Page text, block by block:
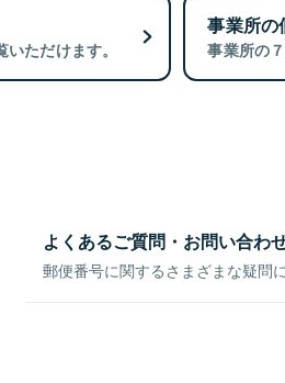
ただけます。
事業所の
事業所の
よくあるご質問・お問い合わ
郵便番号に関するさまざまな疑問